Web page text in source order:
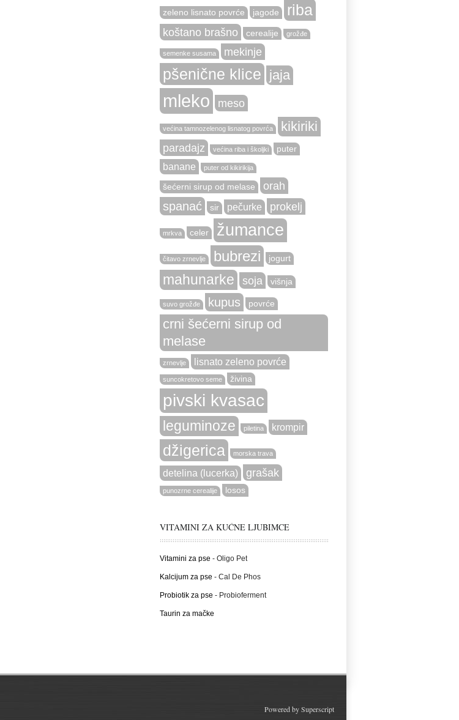
zeleno lisnato povrće jagode riba
koštano brašno cerealije grožđe
semenke susama mekinje
pšenične klice jaja
mleko meso
većina tamnozelenog lisnatog povrća kikiriki
paradajz većina riba i školjki puter
banane puter od kikirikija
šećerni sirup od melase orah
spanać sir pečurke prokelj
mrkva celer žumance
čitavo zrnevlje bubrezi jogurt
mahunarke soja višnja
suvo grožđe kupus povrće
crni šećerni sirup od
melase
zrnevlje lisnato zeleno povrće
suncokretovo seme živina
pivski kvasac
leguminoze piletina krompir
džigerica morska trava
detelina (lucerka) grašak
punozrne cerealije losos
VITAMINI ZA KUĆNE LJUBIMCE
Vitamini za pse - Oligo Pet
Kalcijum za pse - Cal De Phos
Probiotik za pse - Probioferment
Taurin za mačke
Powered bySuperscript